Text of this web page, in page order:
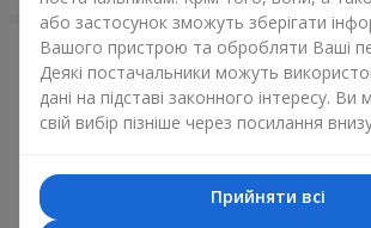
або застосунок зможуть зберігати
Вашого пристрою та обробляти Ваші
Деякі постачальники можуть
дані на підставі законного інтересу.
свій вибір пізніше через посилання
Прийняти всі